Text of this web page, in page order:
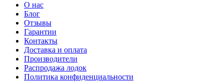
О нас
Блог
Отзывы
Гарантии
Контакты
Доставка и оплата
Производители
Распродажа лодок
Политика конфиденциальности